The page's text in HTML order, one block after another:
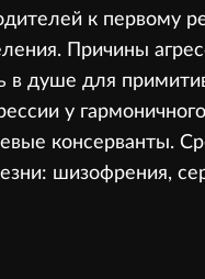
к первому
Причины
в душе для
у
консерванты.
шизофрения,